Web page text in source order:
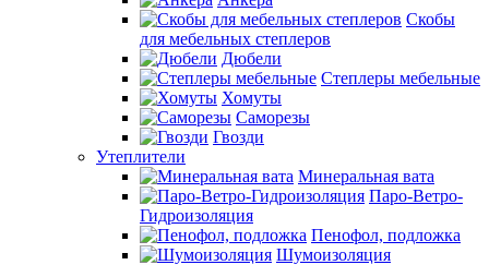
Скобы
для мебельных степлеров
Дюбели
Степлеры мебельные
Хомуты
Саморезы
Гвозди
Утеплители
Минеральная вата
Паро-Ветро-
Гидроизоляция
Пенофол, подложка
Шумоизоляция